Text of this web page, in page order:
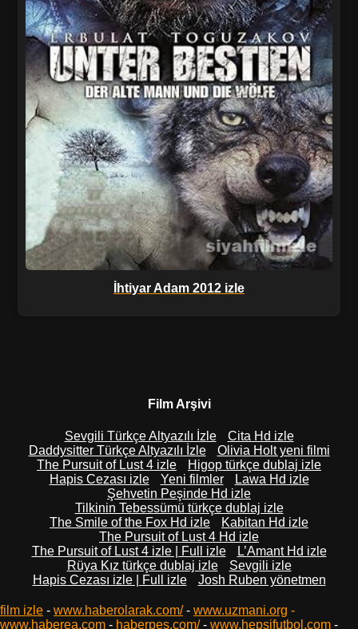
İhtiyar Adam 2012 izle
Film Arşivi
Sevgili Türkçe Altyazılı İzle
Cita Hd izle
Daddysitter Türkçe Altyazılı İzle
Olivia Holt yeni filmi
The Pursuit of Lust 4 izle
Higop türkçe dublaj izle
Hapis Cezası izle
Yeni filmler
Lawa Hd izle
Şehvetin Peşinde Hd izle
Tilkinin Tebessümü türkçe dublaj izle
The Smile of the Fox Hd izle
Kabitan Hd izle
The Pursuit of Lust 4 Hd izle
The Pursuit of Lust 4 izle | Full izle
L’Amant Hd izle
Rüya Kız türkçe dublaj izle
Sevgili izle
Hapis Cezası izle | Full izle
Josh Ruben yönetmen
film izle - www.haberolarak.com/- www.uzmani.org -
www.haberea.com - haberpes.com/- www.hepsifutbol.com -